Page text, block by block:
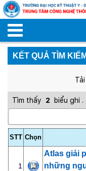
KẾT QUẢ TÌM KIẾM
Tìm thấy 2 biểu ghi .
STT Chọn
1
Atlas giải
những